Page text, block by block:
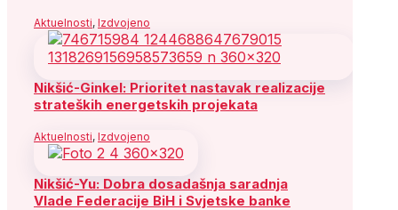
Aktuelnosti, Izdvojeno
Nikšić-Ginkel: Prioritet nastavak realizacije
strateških energetskih projekata
Aktuelnosti, Izdvojeno
Nikšić-Yu: Dobra dosadašnja saradnja
Vlade Federacije BiH i Svjetske banke